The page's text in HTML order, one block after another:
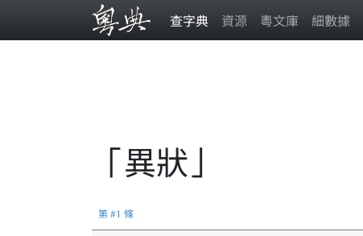
查字典 資源 粵文庫 細數據
「異狀」
第 #1 條